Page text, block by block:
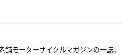
モーターサイクルマガジンの一誌。